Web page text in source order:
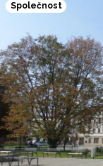
Společnost